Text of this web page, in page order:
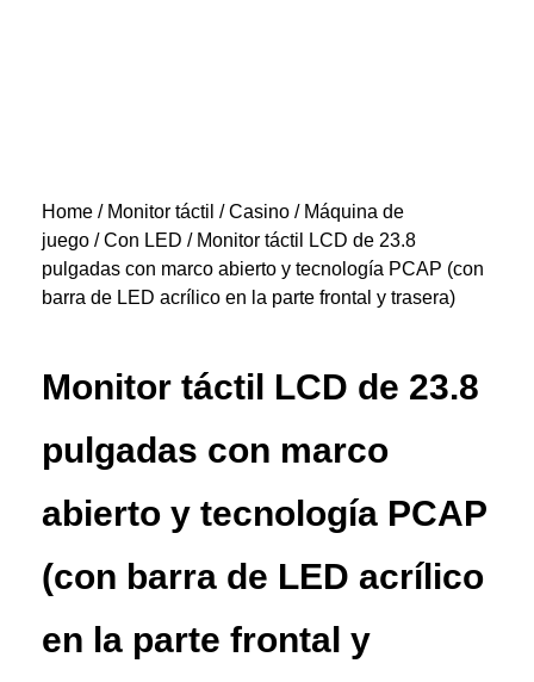
Home / Monitor táctil /Casino / Máquina de
juego /Con LED / Monitor táctil LCD de 23.8
pulgadas con marco abierto y tecnología PCAP (con
barra de LED acrílico en la parte frontal y trasera)
Monitor táctil LCD de 23.8
pulgadas con marco
abierto y tecnología PCAP
(con barra de LED acrílico
en la parte frontal y